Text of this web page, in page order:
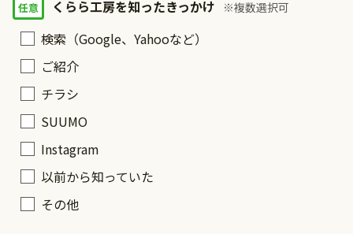
くらら工房を知ったきっかけ ※複数選択可
検索（Google、Yahooなど）
ご紹介
チラシ
SUUMO
Instagram
以前から知っていた
その他